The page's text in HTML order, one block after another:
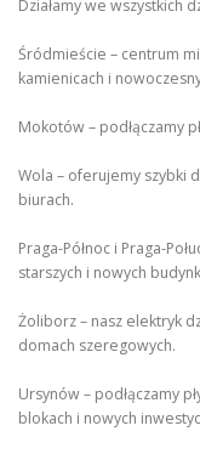
Działamy we wszystkich
Śródmieście – centrum
kamienicach i
Mokotów – podłączamy
Wola – oferujemy szybki
biurach.
Praga-Północ i Praga-
starszych i nowych
Żoliborz – nasz elektryk
domach szeregowych.
Ursynów – podłączamy
blokach i nowych